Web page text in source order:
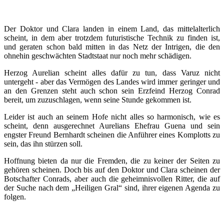
Der Doktor und Clara landen in einem Land, das mittelalterlich
scheint, in dem aber trotzdem futuristische Technik zu finden ist,
und geraten schon bald mitten in das Netz der Intrigen, die den
ohnehin geschwächten Stadtstaat nur noch mehr schädigen.
Herzog Aurelian scheint alles dafür zu tun, dass Varuz nicht
untergeht - aber das Vermögen des Landes wird immer geringer und
an den Grenzen steht auch schon sein Erzfeind Herzog Conrad
bereit, um zuzuschlagen, wenn seine Stunde gekommen ist.
Leider ist auch an seinem Hofe nicht alles so harmonisch, wie es
scheint, denn ausgerechnet Aurelians Ehefrau Guena und sein
engster Freund Bernhardt scheinen die Anführer eines Komplotts zu
sein, das ihn stürzen soll.
Hoffnung bieten da nur die Fremden, die zu keiner der Seiten zu
gehören scheinen. Doch bis auf den Doktor und Clara scheinen der
Botschafter Conrads, aber auch die geheimnisvollen Ritter, die auf
der Suche nach dem „Heiligen Gral“ sind, ihrer eigenen Agenda zu
folgen.